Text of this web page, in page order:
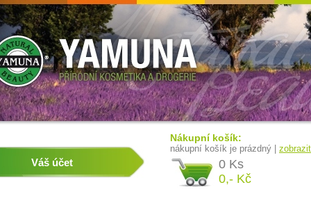
Váš účet
Nákupní košík:
nákupní košík je prázdný |
0 Ks
0,- Kč